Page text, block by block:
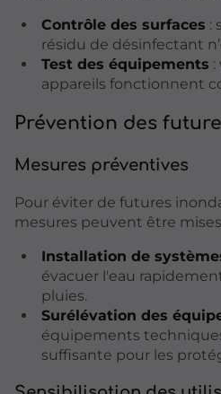
Contrôle des surfaces :
résidu de désinfectant
Test des équipements :
appareils fonctionnent
Prévention des
Mesures préventives
Pour éviter de futures
mesures peuvent être
Installation de
évacuer l'eau
pluies.
Surélévation des
équipements
suffisante pour les